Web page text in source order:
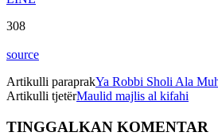
308
source
Artikulli paraprakYa Robbi Sholi Ala
Artikulli tjetërMaulid majlis al kifahi
TINGGALKAN KOMENTAR